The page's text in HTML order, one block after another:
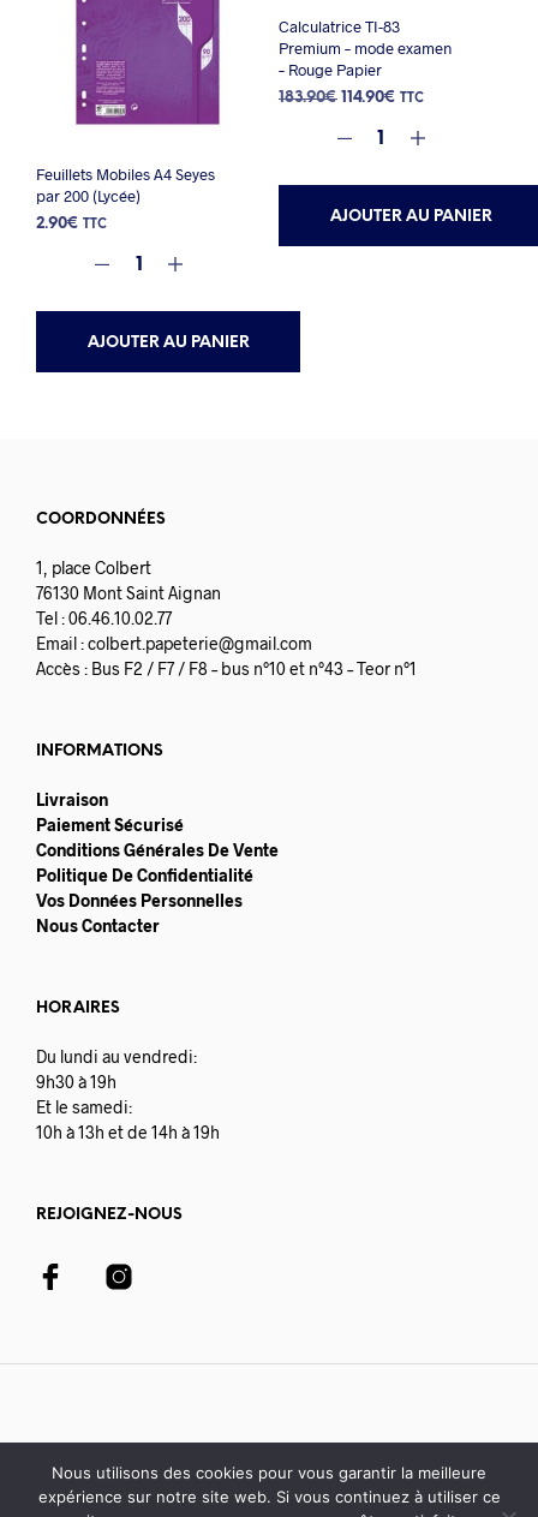
Feuillets Mobiles A4 Seyes
par 200 (Lycée)
2.90€ TTC
AJOUTER AU PANIER
Calculatrice TI-83
Premium – mode examen
– Rouge Papier
183.90€ Le
initial
183.90€.
114.90€Le
actuel
114.90€.
TTC
AJOUTER AU PANIER
COORDONNÉES
1, place Colbert
76130 Mont Saint Aignan
Tel : 06.46.10.02.77
Email :colbert.papeterie@gmail.com
Accès : Bus F2 / F7 / F8 – bus n°10 et n°43 – Teor n°1
INFORMATIONS
Livraison
Paiement Sécurisé
Conditions Générales De Vente
Politique De Confidentialité
Vos Données Personnelles
Nous Contacter
HORAIRES
Du lundi au vendredi:
9h30 à 19h
Et le samedi:
10h à 13h et de 14h à 19h
REJOIGNEZ-NOUS
Nous utilisons des cookies pour vous garantir la meilleure
expérience sur notre site web. Si vous continuez à utiliser ce